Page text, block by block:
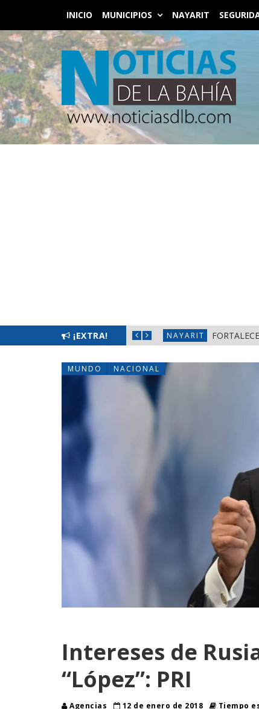
INICIO MUNICIPIOS NAYARIT
¡EXTRA!
BIENESTAR EN NAYARIT NAYARIT
MUNDO NACIONAL
Intereses de
“López”: PRI
Agencias 12 de enero de 2018 Tiempo